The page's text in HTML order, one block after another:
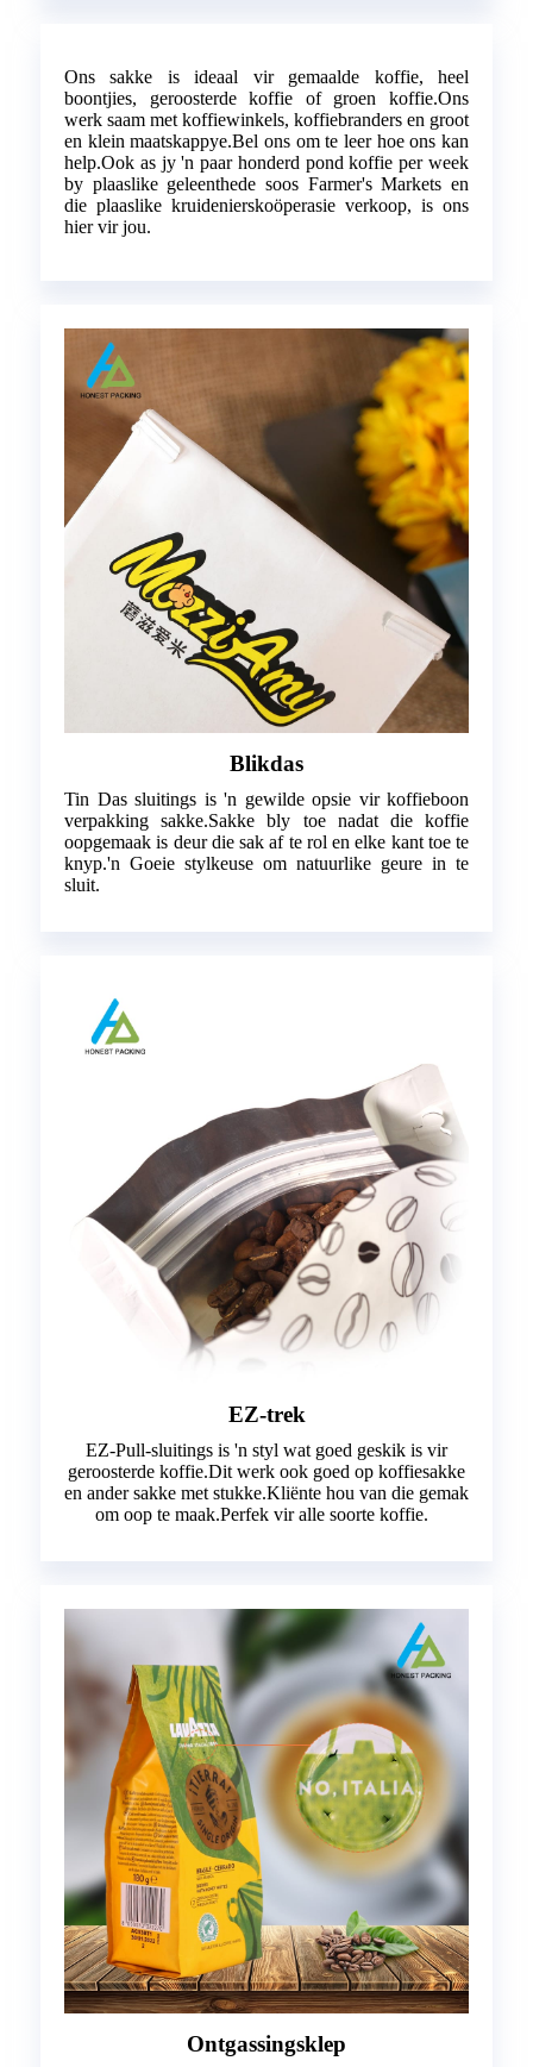
Ons sakke is ideaal vir gemaalde koffie, heel
boontjies, geroosterde koffie of groen koffie.Ons
werk saam met koffiewinkels, koffiebranders en groot
en klein maatskappye.Bel ons om te leer hoe ons kan
help.Ook as jy 'n paar honderd pond koffie per week
by plaaslike geleenthede soos Farmer's Markets en
die plaaslike kruidenierskoöperasie verkoop, is ons
hier vir jou.
Blikdas
Tin Das sluitings is 'n gewilde opsie vir koffieboon
verpakking sakke.Sakke bly toe nadat die koffie
oopgemaak is deur die sak af te rol en elke kant toe te
knyp.'n Goeie stylkeuse om natuurlike geure in te
sluit.
EZ-trek
EZ-Pull-sluitings is 'n styl wat goed geskik is vir
geroosterde koffie.Dit werk ook goed op koffiesakke
en ander sakke met stukke.Kliënte hou van die gemak
om oop te maak.Perfek vir alle soorte koffie.
Ontgassingsklep